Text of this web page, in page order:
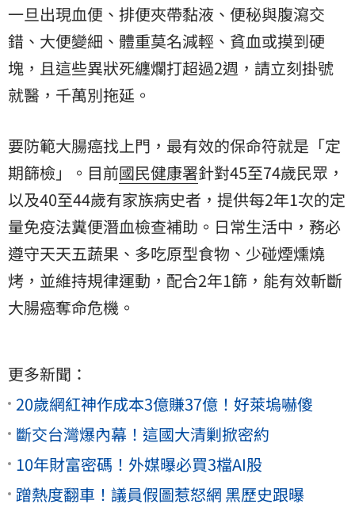
一旦出現血便、排便夾帶黏液、便秘與腹瀉交
錯、大便變細、體重莫名減輕、貧血或摸到硬
塊，且這些異狀死纏爛打超過2週，請立刻掛號
就醫，千萬別拖延。
要防範大腸癌找上門，最有效的保命符就是「定
期篩檢」。目前國民健康署針對45至74歲民眾，
以及40至44歲有家族病史者，提供每2年1次的定
量免疫法糞便潛血檢查補助。日常生活中，務必
遵守天天五蔬果、多吃原型食物、少碰煙燻燒
烤，並維持規律運動，配合2年1篩，能有效斬斷
大腸癌奪命危機。
更多新聞：
20歲網紅神作成本3億賺37億！好萊塢嚇傻
斷交台灣爆內幕！這國大清剿掀密約
10年財富密碼！外媒曝必買3檔AI股
蹭熱度翻車！議員假圖惹怒網 黑歷史跟曝